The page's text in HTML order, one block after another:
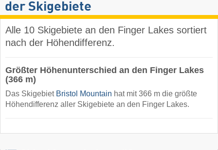
der Skigebiete
Alle 10 Skigebiete an den Finger Lakes sortiert
nach der Höhendifferenz.
Größter Höhenunterschied an den Finger Lakes
(366 m)
Das Skigebiet Bristol Mountain hat mit 366 m die größte
Höhendifferenz aller Skigebiete an den Finger Lakes.